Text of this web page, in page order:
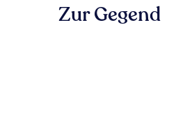
Zur Gegend